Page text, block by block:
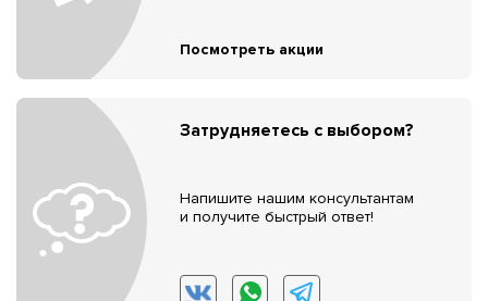
Посмотреть акции
Затрудняетесь с выбором?
Напишите нашим консультантам
и получите быстрый ответ!